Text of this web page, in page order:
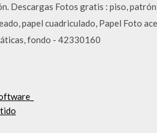
Descargas Fotos gratis : piso,
papel cuadriculado, Papel Foto
fondo - 42330160